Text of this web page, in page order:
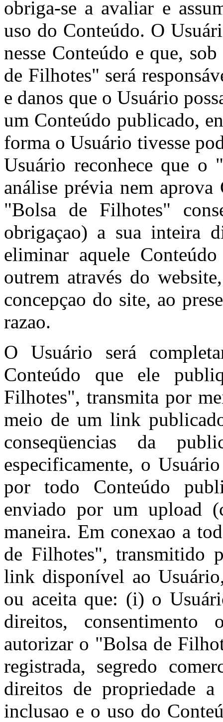
obriga-se a avaliar e
uso do Conteúdo. O
nesse Conteúdo e que,
de Filhotes" será
e danos que o Usuário
um Conteúdo publicado,
forma o Usuário tivesse
Usuário reconhece que o
análise prévia nem
"Bolsa de Filhotes"
obrigaçao) a sua inteira
eliminar aquele
outrem através do
concepçao do site, ao
razao.
O Usuário será
Conteúdo que ele
Filhotes", transmita por
meio de um link
conseqüencias da
especificamente, o
por todo Conteúdo
enviado por um upload
maneira. Em conexao a
de Filhotes", transmitido
link disponível ao
ou aceita que: (i) o
direitos,
autorizar o "Bolsa de
registrada, segredo
direitos de propriedade
inclusao e o uso do